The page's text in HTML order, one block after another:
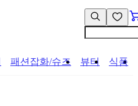
패션잡화/슈즈 뷰티 식품